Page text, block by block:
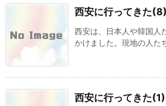
西安に行ってきた
西安は、日本人や韓国人
かけました。現地の人た
西安に行ってきた